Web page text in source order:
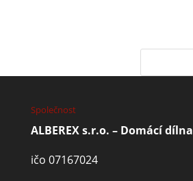
Společnost
ALBEREX s.r.o. – Domácí dílna
ičo 07167024